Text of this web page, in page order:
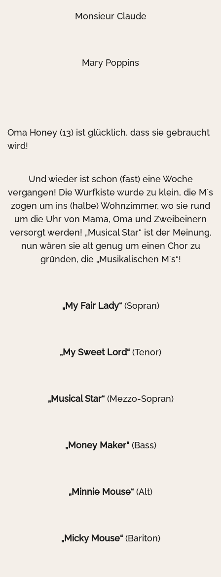
Monsieur Claude
Mary Poppins
Oma Honey (13) ist glücklich, dass sie gebraucht
wird!
Und wieder ist schon (fast) eine Woche
vergangen! Die Wurfkiste wurde zu klein, die M´s
zogen um ins (halbe) Wohnzimmer, wo sie rund
um die Uhr von Mama, Oma und Zweibeinern
versorgt werden! „Musical Star“ ist der Meinung,
nun wären sie alt genug um einen Chor zu
gründen, die „Musikalischen M´s“!
„My Fair Lady“(Sopran)
„My Sweet Lord“ (Tenor)
„Musical Star“(Mezzo-Sopran)
„Money Maker“(Bass)
„Minnie Mouse“ (Alt)
„Micky Mouse“(Bariton)